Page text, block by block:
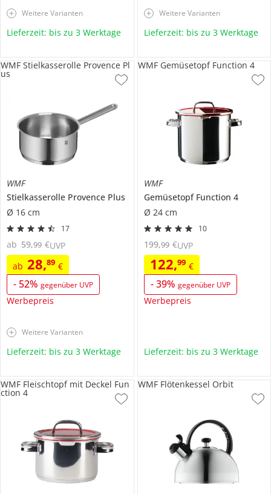
Weitere Varianten
Lieferzeit: bis zu 3 Werktage
Weitere Varianten
Lieferzeit: bis zu 3 Werktage
WMF
Stielkasserolle Provence Plus
Ø 16 cm
17
ab 28,89 €
- 52% gegenüber UVP
Werbepreis
ab 59,99 €UVP
WMF Stielkasserolle Provence Pl
us
Weitere Varianten
Lieferzeit: bis zu 3 Werktage
WMF
Gemüsetopf Function 4
Ø 24 cm
10
122,99 €
-39% gegenüber UVP
Werbepreis
199,99 €UVP
WMF Gemüsetopf Function 4
Lieferzeit: bis zu 3 Werktage
WMF Fleischtopf mit Deckel Fun
ction 4
WMF Flötenkessel Orbit